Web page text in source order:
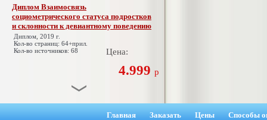
Диплом Взаимосвязь
социометрического статуса подростков
и склонности к девиантному поведению
Диплом, 2019 г.
Кол-во страниц: 64+прил.
Кол-во источников: 68
Цена:
4.999 р
Диплом Взаимосвязь эмпатии и
негативных эмоциональных состояний
Главная Заказать Цены Способы